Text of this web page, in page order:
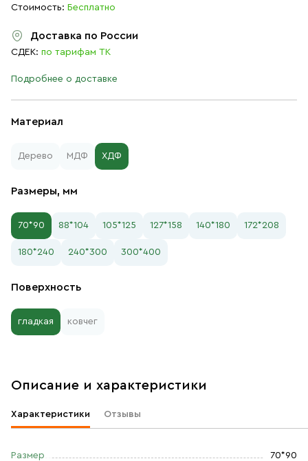
Материал
Дерево МДФ ХДФ
Размеры, мм
70*90 88*104 105*125 127*158 140*180 172*208
180*240 240*300 300*400
Поверхность
гладкая ковчег
Стоимость: Бесплатно
Доставка по России
СДЕК: по тарифам ТК
Подробнее о доставке
Описание и характеристики
Характеристики Отзывы
Размер 70*90